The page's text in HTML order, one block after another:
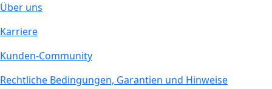
Über uns
Karriere
Kunden-Community
Rechtliche Bedingungen, Garantien und Hinweise